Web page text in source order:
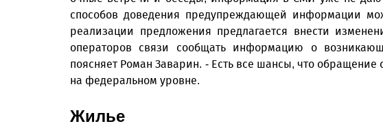
способов доведения предупреждающей информации
реализации предложения предлагается внести
операторов связи сообщать информацию о
поясняет Роман Заварин. - Есть все шансы, что
на федеральном уровне.
Жилье